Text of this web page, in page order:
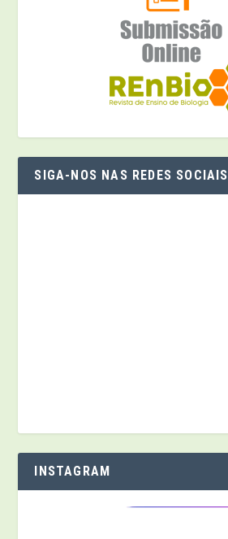
SIGA-NOS NAS REDES SOCIAIS
INSTAGRAM